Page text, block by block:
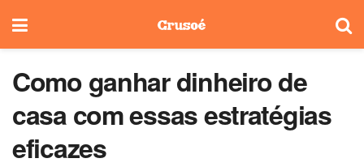
Como ganhar dinheiro de
casa com essas estratégias
eficazes